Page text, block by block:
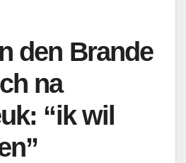
den Brande
na
“ik wil